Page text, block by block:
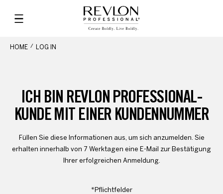
HOME LOG IN
ICH BIN REVLON PROFESSIONAL-
KUNDE MIT EINER KUNDENNUMMER
Füllen Sie diese Informationen aus, um sich anzumelden. Sie
erhalten innerhalb von 7 Werktagen eine E-Mail zur Bestätigung
Ihrer erfolgreichen Anmeldung.
*Pflichtfelder